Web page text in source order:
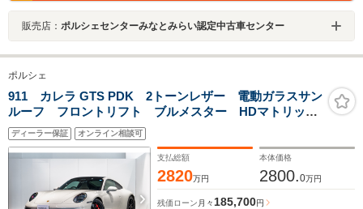
販売店： ポルシェセンターみなとみらい認定中古車センター
ポルシェ
911 カレラ GTS PDK 2トーンレザー 電動ガラスサン
ルーフ フロントリフト ブルメスター HDマトリック
スLED 18wayシート ベンチレーション エクスクル
ーシブテールライト イオナイザー プライバシーガラ
ス 2シーター
ディーラー保証 オンライン相談可
支払総額
2820万円
本体価格
2800.0万円
残価ローン 月々 185,700円